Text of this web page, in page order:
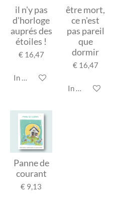
il n'y pas
d'horloge
auprés des
étoiles !
€ 16,47
In winkelwagen
être mort,
ce n'est
pas pareil
que
dormir
€ 16,47
In winkelwagen
Panne de
courant
€ 9,13